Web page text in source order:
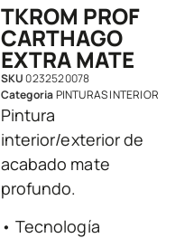
TKROM PROF
CARTHAGO
EXTRA MATE
SKU0232520078
CategoriaPINTURAS INTERIOR
Pintura
interior/exterior de
acabado mate
profundo.
• Tecnología